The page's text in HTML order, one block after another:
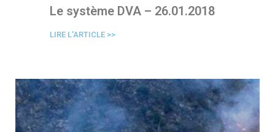
Le système DVA – 26.01.2018
LIRE L'ARTICLE >>